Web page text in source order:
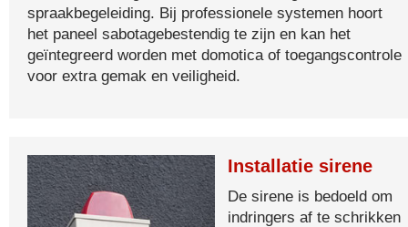
spraakbegeleiding. Bij professionele systemen hoort
het paneel sabotagebestendig te zijn en kan het
geïntegreerd worden met domotica of toegangscontrole
voor extra gemak en veiligheid.
Installatie sirene
De sirene is bedoeld om
indringers af te schrikken